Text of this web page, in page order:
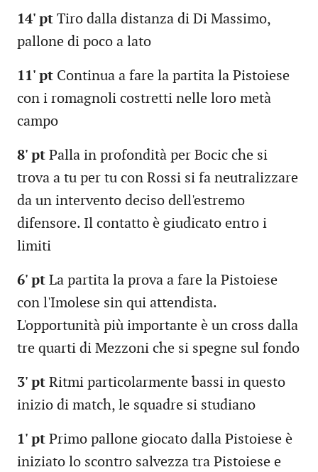
14' pt Tiro dalla distanza di Di Massimo,
pallone di poco a lato
11' pt Continua a fare la partita la Pistoiese
con i romagnoli costretti nelle loro metà
campo
8' pt Palla in profondità per Bocic che si
trova a tu per tu con Rossi si fa neutralizzare
da un intervento deciso dell'estremo
difensore. Il contatto è giudicato entro i
limiti
6' pt La partita la prova a fare la Pistoiese
con l'Imolese sin qui attendista.
L'opportunità più importante è un cross dalla
tre quarti di Mezzoni che si spegne sul fondo
3' pt Ritmi particolarmente bassi in questo
inizio di match, le squadre si studiano
1' pt Primo pallone giocato dalla Pistoiese è
iniziato lo scontro salvezza tra Pistoiese e